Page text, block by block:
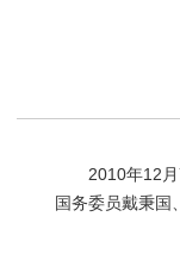
2010年12月7
国务委员戴秉国